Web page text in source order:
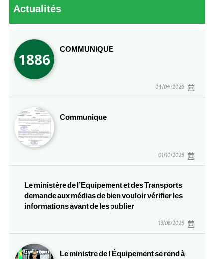
Actualités
COMMUNIQUE
04/04/2026
Communique
01/10/2025
Le ministère de l’Equipement et des Transports
demande aux médias de bien vouloir vérifier les
informations avant de les publier
13/08/2025
Le ministre de l’Équipement se rend à